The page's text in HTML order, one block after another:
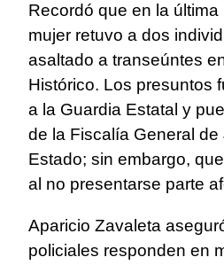
Recordó que en la
mujer retuvo a dos
asaltado a transeúntes
Histórico. Los presuntos
a la Guardia Estatal y
de la Fiscalía General de
Estado; sin embargo,
al no presentarse parte
Aparicio Zavaleta
policiales responden en